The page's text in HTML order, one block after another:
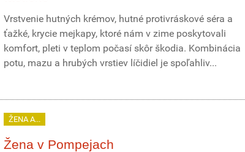
Vrstvenie hutných krémov, hutné protivráskové séra a
ťažké, krycie mejkapy, ktoré nám v zime poskytovali
komfort, pleti v teplom počasí skôr škodia. Kombinácia
potu, mazu a hrubých vrstiev líčidiel je spoľahliv...
ŽENA A...
Žena v Pompejach